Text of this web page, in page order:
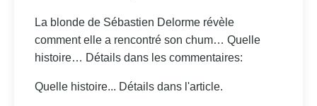
La blonde de Sébastien Delorme révèle
comment elle a rencontré son chum… Quelle
histoire… Détails dans les commentaires:
Quelle histoire... Détails dans l'article.